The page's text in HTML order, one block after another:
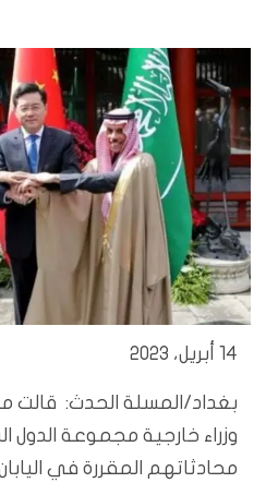
14 أبريل، 2023
بغداد/المسلة الحدث: قالت
وزراء خارجية مجموعة
محادثاتهم المقررة في